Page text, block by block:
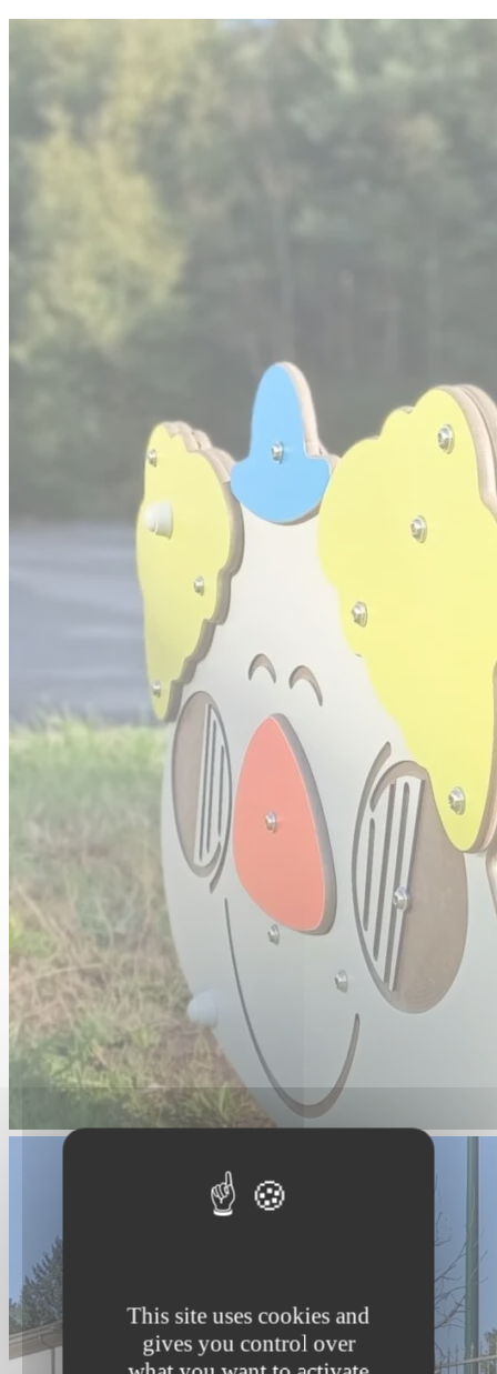
This site uses cookies and
gives you control over